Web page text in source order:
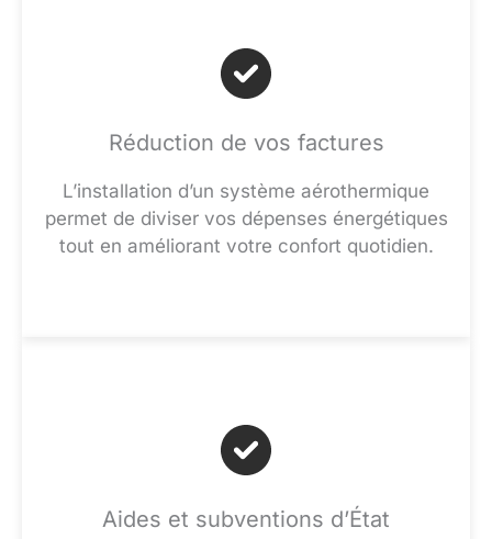
Réduction de vos factures
L’installation d’un système aérothermique
permet de diviser vos dépenses énergétiques
tout en améliorant votre confort quotidien.
Aides et subventions d’État